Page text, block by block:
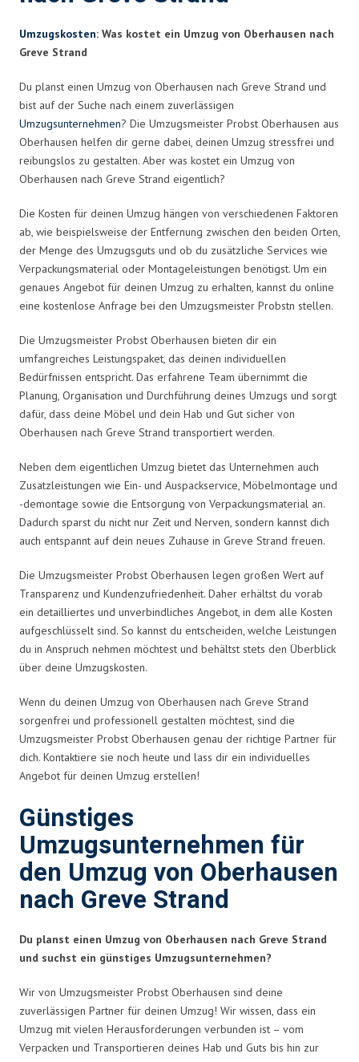
Umzugskosten: Was kostet ein Umzug von Oberhausen nach
Greve Strand
Du planst einen Umzug von Oberhausen nach Greve Strand und
bist auf der Suche nach einem zuverlässigen
Umzugsunternehmen? Die Umzugsmeister Probst Oberhausen aus
Oberhausen helfen dir gerne dabei, deinen Umzug stressfrei und
reibungslos zu gestalten. Aber was kostet ein Umzug von
Oberhausen nach Greve Strand eigentlich?
Die Kosten für deinen Umzug hängen von verschiedenen Faktoren
ab, wie beispielsweise der Entfernung zwischen den beiden Orten,
der Menge des Umzugsguts und ob du zusätzliche Services wie
Verpackungsmaterial oder Montageleistungen benötigst. Um ein
genaues Angebot für deinen Umzug zu erhalten, kannst du online
eine kostenlose Anfrage bei den Umzugsmeister Probstn stellen.
Die Umzugsmeister Probst Oberhausen bieten dir ein
umfangreiches Leistungspaket, das deinen individuellen
Bedürfnissen entspricht. Das erfahrene Team übernimmt die
Planung, Organisation und Durchführung deines Umzugs und sorgt
dafür, dass deine Möbel und dein Hab und Gut sicher von
Oberhausen nach Greve Strand transportiert werden.
Neben dem eigentlichen Umzug bietet das Unternehmen auch
Zusatzleistungen wie Ein- und Auspackservice, Möbelmontage und
-demontage sowie die Entsorgung von Verpackungsmaterial an.
Dadurch sparst du nicht nur Zeit und Nerven, sondern kannst dich
auch entspannt auf dein neues Zuhause in Greve Strand freuen.
Die Umzugsmeister Probst Oberhausen legen großen Wert auf
Transparenz und Kundenzufriedenheit. Daher erhältst du vorab
ein detailliertes und unverbindliches Angebot, in dem alle Kosten
aufgeschlüsselt sind. So kannst du entscheiden, welche Leistungen
du in Anspruch nehmen möchtest und behältst stets den Überblick
über deine Umzugskosten.
Wenn du deinen Umzug von Oberhausen nach Greve Strand
sorgenfrei und professionell gestalten möchtest, sind die
Umzugsmeister Probst Oberhausen genau der richtige Partner für
dich. Kontaktiere sie noch heute und lass dir ein individuelles
Angebot für deinen Umzug erstellen!
Günstiges
Umzugsunternehmen für
den Umzug von Oberhausen
nach Greve Strand
Du planst einen Umzug von Oberhausen nach Greve Strand
und suchst ein günstiges Umzugsunternehmen?
Wir von Umzugsmeister Probst Oberhausen sind deine
zuverlässigen Partner für deinen Umzug! Wir wissen, dass ein
Umzug mit vielen Herausforderungen verbunden ist – vom
Verpacken und Transportieren deines Hab und Guts bis hin zur